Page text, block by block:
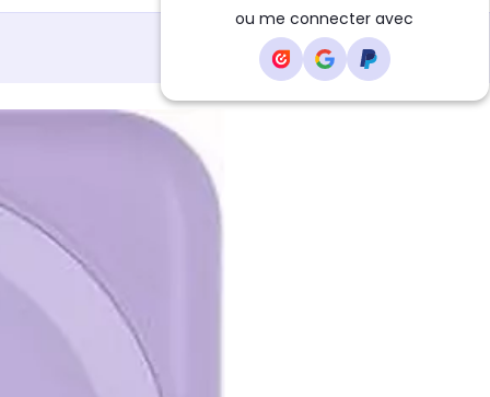
ou me connecter avec